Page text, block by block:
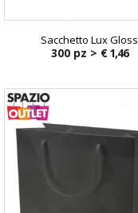
Sacchetto Lux Gloss
300 pz > € 1,46